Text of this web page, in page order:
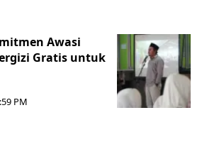
Awasi
Gratis untuk
PM